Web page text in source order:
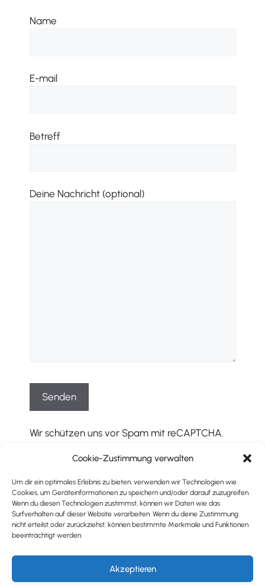
Cookie-Zustimmung verwalten
Um dir ein optimales Erlebnis zu bieten, verwenden wir Technologien wie
Cookies, um Geräteinformationen zu speichern und/oder darauf zuzugreifen.
Wenn du diesen Technologien zustimmst, können wir Daten wie das
Surfverhalten auf dieser Website verarbeiten. Wenn du deine Zustimmung
nicht erteilst oder zurückziehst, können bestimmte Merkmale und Funktionen
beeinträchtigt werden.
Akzeptieren
Name
E-mail
Betreff
Deine Nachricht (optional)
Wir schützen uns vor Spam mit reCAPTCHA.
Datenschutzbestimmungen und
Geschäftsbedingungen
von Google.
powered by GOYOTEK